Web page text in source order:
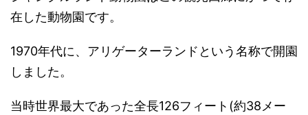
在した動物園です。
1970年代に、アリゲーターランドという名称で開園
しました。
当時世界最大であった全長126フィート(約38メー